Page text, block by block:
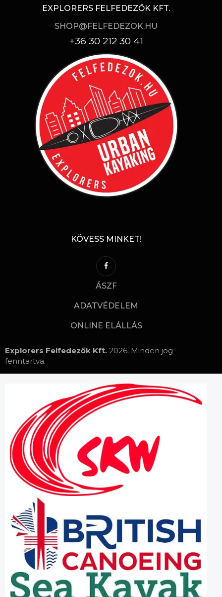
EXPLORERS FELFEDEZŐK KFT.
SHOP@FELFEDEZOK.HU
+36 30 212 30 41
KÖVESS MINKET!
ÁSZF
ADATVÉDELEM
ONLINE ELÁLLÁS
Explorers Felfedezők Kft. 2026. Minden jog
fenntartva.